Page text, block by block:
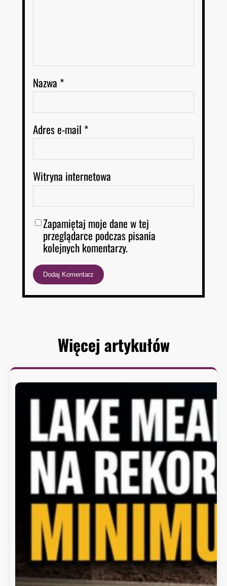
Nazwa *
Adres e-mail *
Witryna internetowa
Zapamiętaj moje dane w tej
przeglądarce podczas pisania
kolejnych komentarzy.
Więcej artykułów